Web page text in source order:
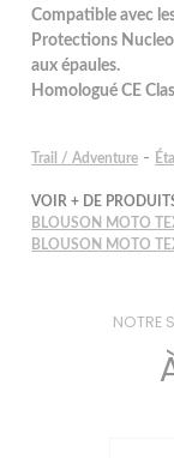
Compatible avec
Protections
aux épaules.
Homologué CE
Trail / Adventure -
VOIR + DE
BLOUSON MOTO
BLOUSON MOTO
NOTRE